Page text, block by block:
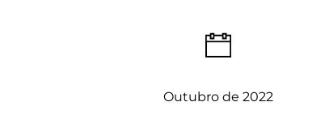
Outubro de 2022